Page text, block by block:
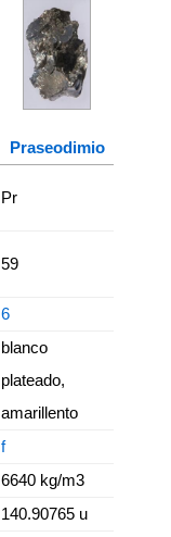
Praseodimio
Pr
59
6
blanco
plateado,
amarillento
f
6640 kg/m3
140.90765 u